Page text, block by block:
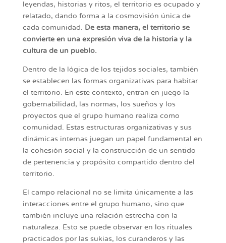
leyendas, historias y ritos, el territorio es ocupado y
relatado, dando forma a la cosmovisión única de
cada comunidad. De esta manera, el territorio se
convierte en una expresión viva de la historia y la
cultura de un pueblo.
Dentro de la lógica de los tejidos sociales, también
se establecen las formas organizativas para habitar
el territorio. En este contexto, entran en juego la
gobernabilidad, las normas, los sueños y los
proyectos que el grupo humano realiza como
comunidad. Estas estructuras organizativas y sus
dinámicas internas juegan un papel fundamental en
la cohesión social y la construcción de un sentido
de pertenencia y propósito compartido dentro del
territorio.
El campo relacional no se limita únicamente a las
interacciones entre el grupo humano, sino que
también incluye una relación estrecha con la
naturaleza. Esto se puede observar en los rituales
practicados por las sukias, los curanderos y las